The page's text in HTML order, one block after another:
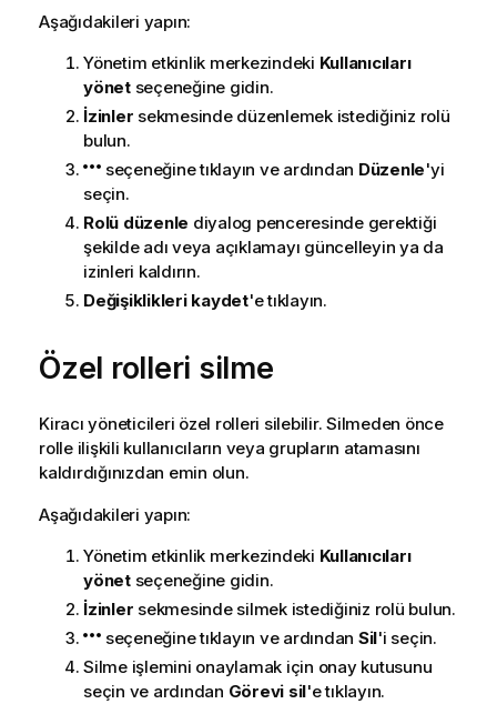
Aşağıdakileri yapın:
Yönetim etkinlik merkezindeki Kullanıcıları
yönetseçeneğine gidin.
İzinler sekmesinde düzenlemek istediğiniz rolü
bulun.
seçeneğine tıklayın ve ardından Düzenle'yi
seçin.
Rolü düzenle diyalog penceresinde gerektiği
şekilde adı veya açıklamayı güncelleyin ya da
izinleri kaldırın.
Değişiklikleri kaydet'e tıklayın.
Özel rolleri silme
Kiracı yöneticileri özel rolleri silebilir. Silmeden önce
rolle ilişkili kullanıcıların veya grupların atamasını
kaldırdığınızdan emin olun.
Aşağıdakileri yapın:
Yönetim etkinlik merkezindeki Kullanıcıları
yönetseçeneğine gidin.
İzinler sekmesinde silmek istediğiniz rolü bulun.
seçeneğine tıklayın ve ardından Sil'i seçin.
Silme işlemini onaylamak için onay kutusunu
seçin ve ardından Görevi sil'e tıklayın.